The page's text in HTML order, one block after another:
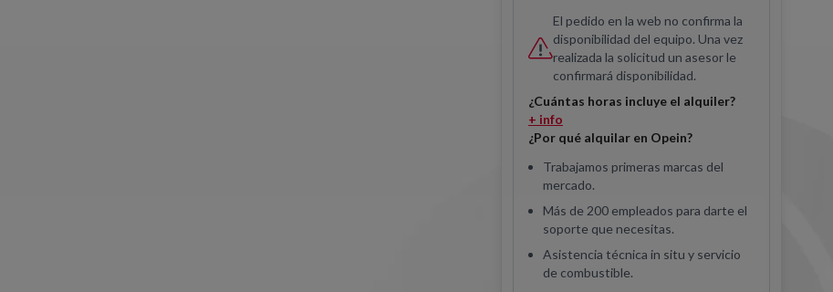
El pedido en la web no confirma la
disponibilidad del equipo. Una vez
realizada la solicitud un asesor le
confirmará disponibilidad.
¿Cuántas horas incluye el alquiler?
+ info
¿Por qué alquilar en Opein?
Trabajamos primeras marcas del
mercado.
Más de 200 empleados para darte el
soporte que necesitas.
Asistencia técnica in situ y servicio
de combustible.